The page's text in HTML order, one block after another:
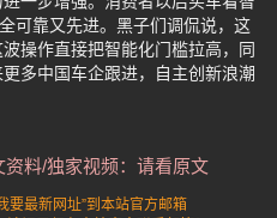
可靠又先进。黑子们调侃说，这
操作直接把智能化门槛拉高，同
多中国车企跟进，自主创新浪潮
料/独家视频：请看原文
要最新网址”到本站官方邮箱